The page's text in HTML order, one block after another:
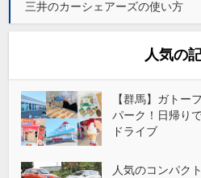
三井のカーシェアーズの使い方
人気の
【群馬】ガトー
パーク！日帰り
ドライブ
人気のコンパク